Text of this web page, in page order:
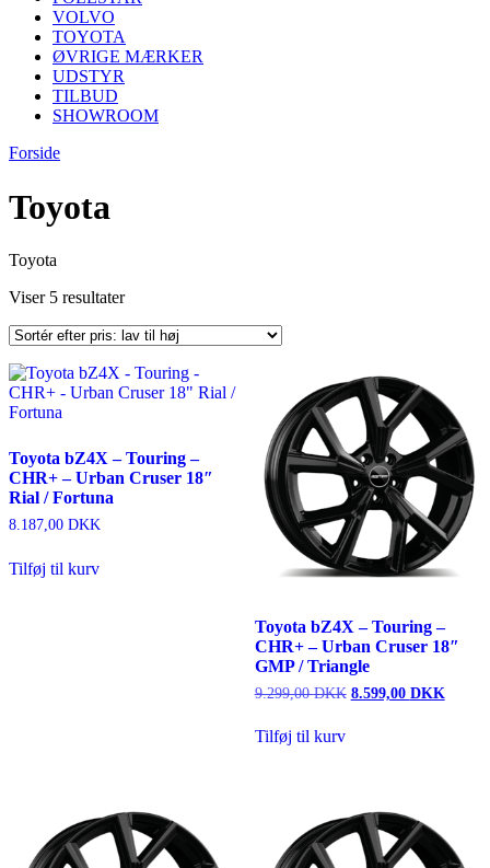
VOLVO
TOYOTA
ØVRIGE MÆRKER
UDSTYR
TILBUD
SHOWROOM
Forside
Toyota
Toyota
Viser 5 resultaterSorteret
pris:
til
høj
Toyota bZ4X – Touring –
CHR+ – Urban Cruser 18″
Rial / Fortuna
8.187,00 DKK
Tilføj til kurv
Toyota bZ4X – Touring –
CHR+ – Urban Cruser 18″
GMP / Triangle
9.299,00DKK Den
8.599,00 DKKDen
Tilføj til kurv